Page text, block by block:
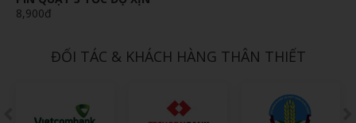
8,900đ
ĐỐI TÁC & KHÁCH HÀNG THÂN THIẾT